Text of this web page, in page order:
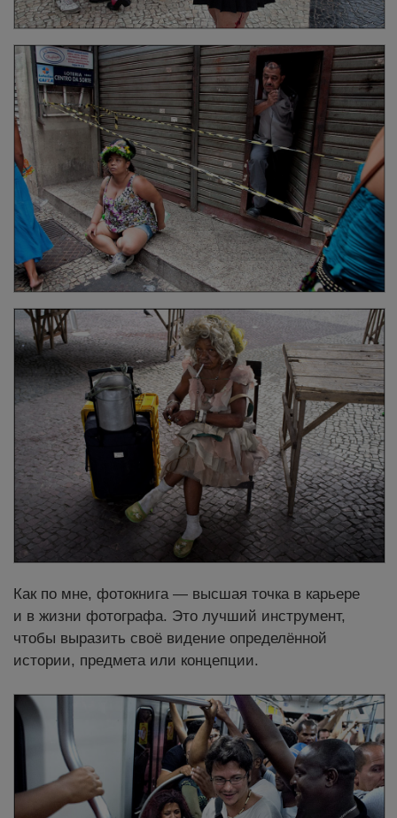
Как по мне, фотокнига — высшая точка в карьере
и в жизни фотографа. Это лучший инструмент,
чтобы выразить своё видение определённой
истории, предмета или концепции.